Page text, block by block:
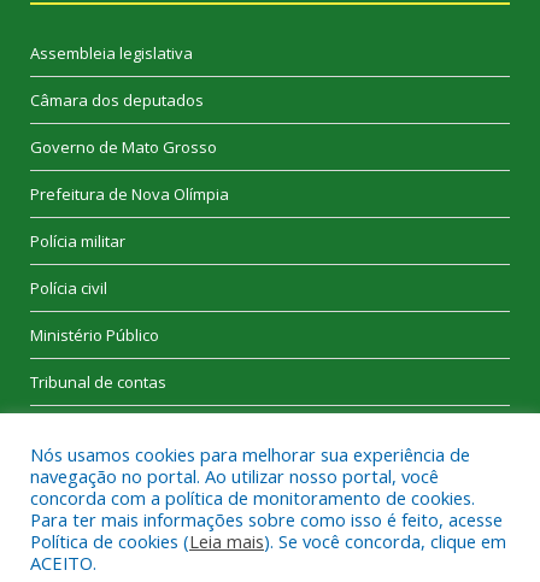
Assembleia legislativa
Câmara dos deputados
Governo de Mato Grosso
Prefeitura de Nova Olímpia
Polícia militar
Polícia civil
Ministério Público
Tribunal de contas
Desenvolvido porCR2. Todos os direitos reservados a Câmara
Municipal de Nova Olímpia.
Nós usamos cookies para melhorar sua experiência de
navegação no portal. Ao utilizar nosso portal, você
concorda com a política de monitoramento de cookies.
Para ter mais informações sobre como isso é feito, acesse
Política de cookies (Leia mais). Se você concorda, clique em
ACEITO.